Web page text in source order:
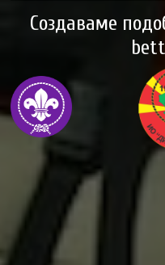
Создаваме